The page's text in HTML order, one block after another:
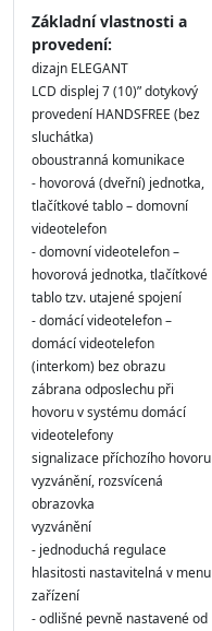
Základní vlastnosti a
provedení:
dizajn ELEGANT
LCD displej 7 (10)ʺ dotykový
provedení HANDSFREE (bez
sluchátka)
oboustranná komunikace
- hovorová (dveřní) jednotka,
tlačítkové tablo – domovní
videotelefon
- domovní videotelefon –
hovorová jednotka, tlačítkové
tablo tzv. utajené spojení
- domácí videotelefon –
domácí videotelefon
(interkom) bez obrazu
zábrana odposlechu při
hovoru v systému domácí
videotelefony
signalizace příchozího hovoru
vyzvánění, rozsvícená
obrazovka
vyzvánění
- jednoduchá regulace
hlasitosti nastavitelná v menu
zařízení
- odlišné pevně nastavené od